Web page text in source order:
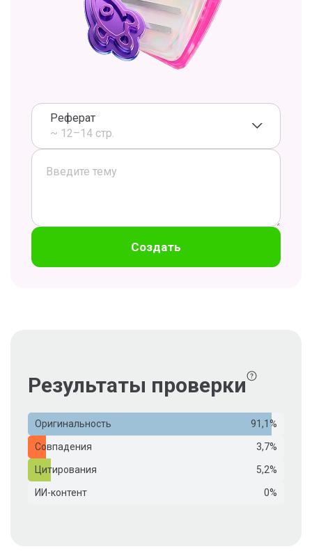
Реферат
~ 12–14 стр.
Создать
Результаты проверки
Оригинальность 91,1%
Совпадения 3,7%
Цитирования 5,2%
ИИ-контент 0%